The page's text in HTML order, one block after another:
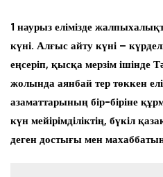
1 наурыз елімізде
күні. Алғыс айту күні –
еңсеріп, қысқа мерзім ішінде
жолында аянбай тер төккен
азаматтарының бір-біріне
күн мейірімділіктің, бүкіл
деген достығы мен